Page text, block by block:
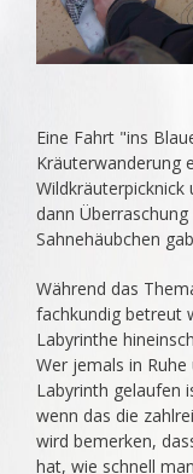
Eine Fahrt "ins
Kräuterwanderung
dann
Sahnehäubchen
Während das
fachkundig betreut
Labyrinthe
Wer jemals in
Labyrinth gelaufen
wenn das die
wird bemerken,
hat, wie schnell